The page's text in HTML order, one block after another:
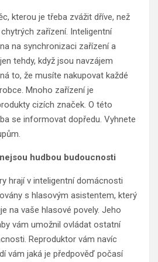
kterou je třeba zvážit dříve, než
zařízení. Inteligentní
na synchronizaci zařízení a
tehdy, když jsou navzájem
to, že musíte nakupovat každé
Mnoho zařízení je
cizích značek. O této
se informovat dopředu. Vyhnete
hudbou budoucnosti
hrají v inteligentní domácnosti
s hlasovým asistentem, který
na vaše hlasové povely. Jeho
vám umožnil ovládat ostatní
Reproduktor vám navíc
vám jaká je předpověď počasí